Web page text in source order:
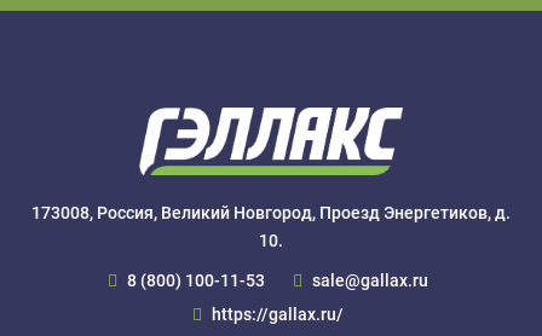
173008, Россия, Великий Новгород, Проезд Энергетиков, д.
10.
8 (800) 100-11-53
sale@gallax.ru
https://gallax.ru/